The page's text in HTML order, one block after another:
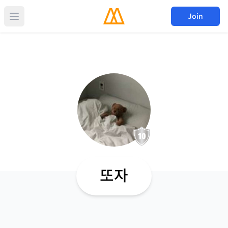
Join
또자